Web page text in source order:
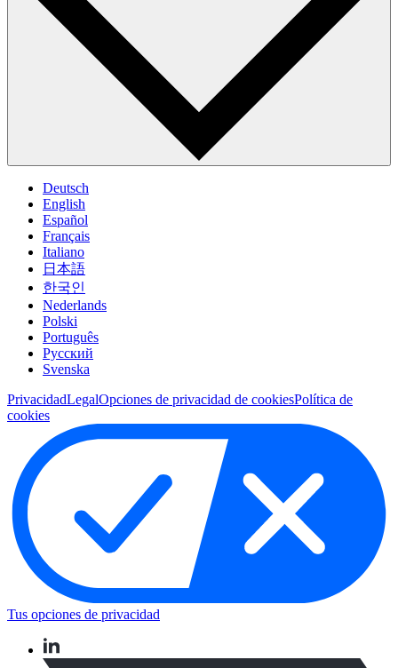
Deutsch
English
Español
Français
Italiano
日本語
한국인
Nederlands
Polski
Português
Pусский
Svenska
PrivacidadLegalOpciones de privacidad de cookiesPolítica de
cookies
Tus opciones de privacidad